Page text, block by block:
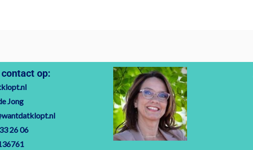
op:
Jong
26 06